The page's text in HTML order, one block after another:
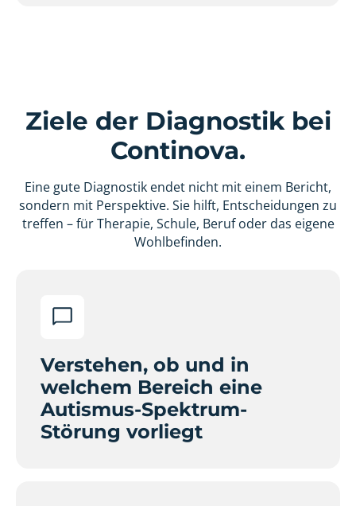
Ziele der Diagnostik bei
Continova.
Eine gute Diagnostik endet nicht mit einem Bericht,
sondern mit Perspektive. Sie hilft, Entscheidungen zu
treffen – für Therapie, Schule, Beruf oder das eigene
Wohlbefinden.
Verstehen, ob und in
welchem Bereich eine
Autismus-Spektrum-
Störung vorliegt